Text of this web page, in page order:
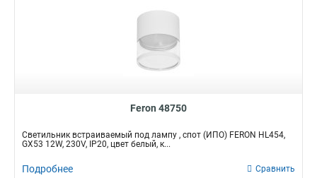
Feron 48750
Светильник встраиваемый под лампу , спот (ИПО) FERON HL454,
GX53 12W, 230V, IP20, цвет белый, к...
Подробнее Сравнить